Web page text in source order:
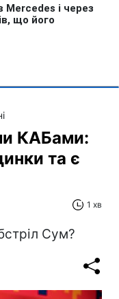
КАБами:
та є
1 хв
Сум?